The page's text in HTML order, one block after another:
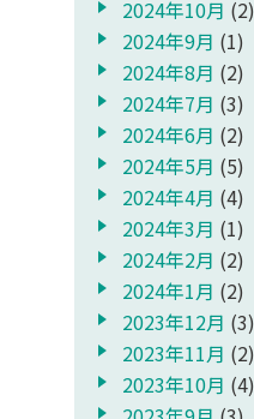
2024年10月 (2)
2024年9月 (1)
2024年8月 (2)
2024年7月 (3)
2024年6月 (2)
2024年5月 (5)
2024年4月 (4)
2024年3月 (1)
2024年2月 (2)
2024年1月 (2)
2023年12月 (3)
2023年11月 (2)
2023年10月 (4)